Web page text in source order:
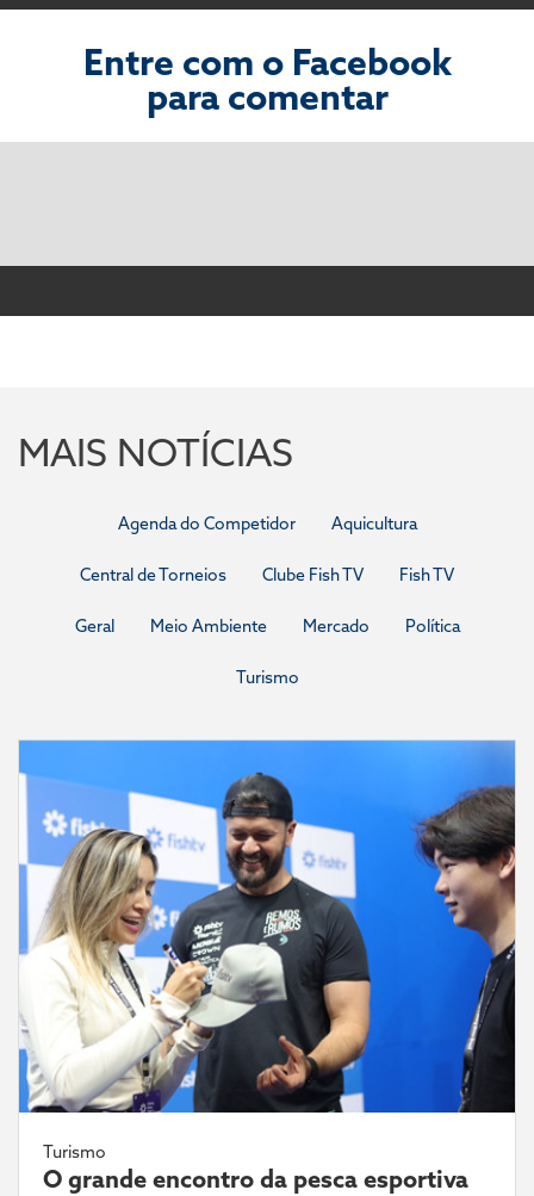
Entre com o Facebook
para comentar
MAIS NOTÍCIAS
Agenda do Competidor Aquicultura
Central de Torneios Clube Fish TV Fish TV
Geral Meio Ambiente Mercado Política
Turismo
Turismo
O grande encontro da pesca esportiva